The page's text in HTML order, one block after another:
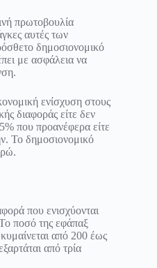
πρωτοβουλία
αυτές των
δημοσιονομικό
με ασφάλεια να
ενίσχυση στους
διαφοράς είτε δεν
που προανέφερα είτε
Το δημοσιονομικό
που ενισχύονται
ποσό της εφάπαξ
από 200 έως
από τρία